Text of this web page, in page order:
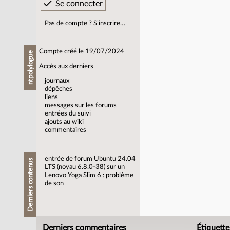
Pas de compte ? S’inscrire…
ntpolylogue Compte créé le 19/07/2024
Accès aux derniers
journaux
dépêches
liens
messages sur les forums
entrées du suivi
ajouts au wiki
commentaires
Derniers contenus entrée de forum Ubuntu 24.04
LTS (noyau 6.8.0-38) sur un
Lenovo Yoga Slim 6 : problème
de son
Derniers commentaires